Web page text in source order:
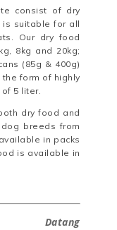
consist of dry
suitable for all
Our dry food
8kg and 20kg;
(85g & 400g)
form of highly
5 liter.
dry food and
breeds from
in packs
is available in